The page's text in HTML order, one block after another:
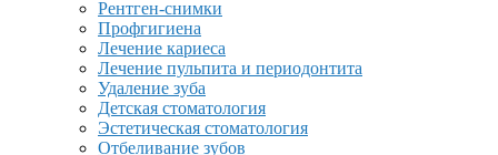
Рентген-снимки
Профгигиена
Лечение кариеса
Лечение пульпита и периодонтита
Удаление зуба
Детская стоматология
Эстетическая стоматология
Отбеливание зубов